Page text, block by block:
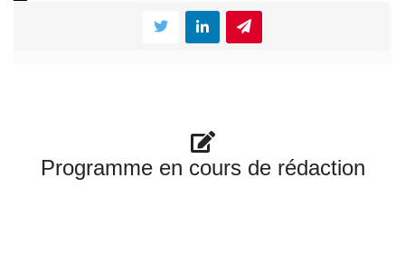
Programme en cours de rédaction